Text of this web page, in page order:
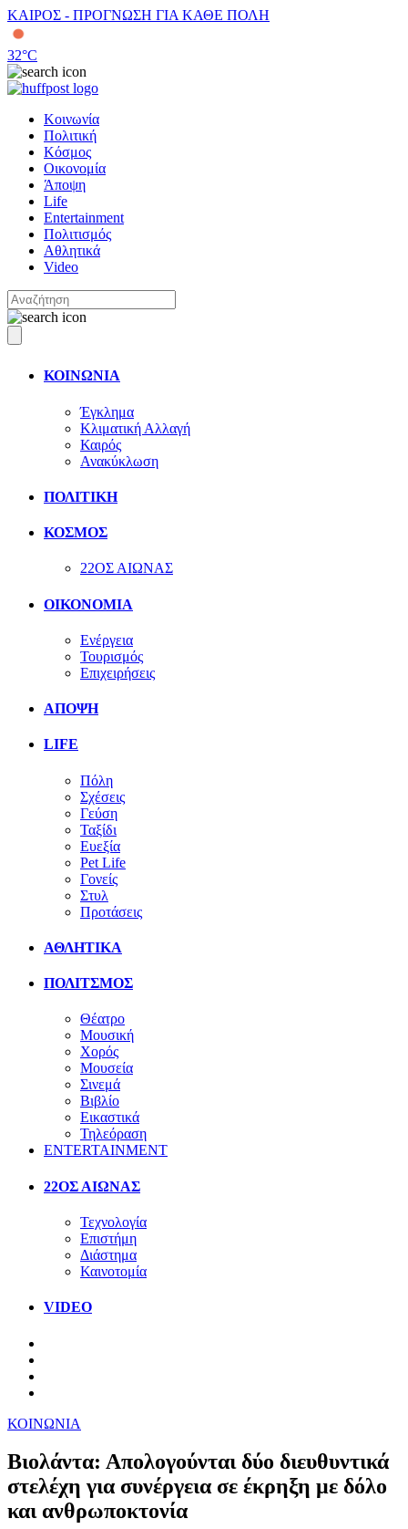
ΚΑΙΡΟΣ - ΠΡΟΓΝΩΣΗ ΓΙΑ ΚΑΘΕ ΠΟΛΗ
32°C
Κοινωνία
Πολιτική
Κόσμος
Οικονομία
Άποψη
Life
Entertainment
Πολιτισμός
Αθλητικά
Video
ΚΟΙΝΩΝΙΑ
Έγκλημα
Κλιματική Αλλαγή
Καιρός
Ανακύκλωση
ΠΟΛΙΤΙΚΗ
ΚΟΣΜΟΣ
22ΟΣ ΑΙΩΝΑΣ
ΟΙΚΟΝΟΜΙΑ
Ενέργεια
Τουρισμός
Επιχειρήσεις
ΑΠΟΨΗ
LIFE
Πόλη
Σχέσεις
Γεύση
Ταξίδι
Ευεξία
Pet Life
Γονείς
Στυλ
Προτάσεις
ΑΘΛΗΤΙΚΑ
ΠΟΛΙΤΣΜΟΣ
Θέατρο
Μουσική
Χορός
Μουσεία
Σινεμά
Βιβλίο
Εικαστικά
Τηλεόραση
ENTERTAINMENT
22ΟΣ ΑΙΩΝΑΣ
Τεχνολογία
Επιστήμη
Διάστημα
Καινοτομία
VIDEO
ΚΟΙΝΩΝΙΑ
Βιολάντα: Απολογούνται δύο διευθυντικά
στελέχη για συνέργεια σε έκρηξη με δόλο
και ανθρωποκτονία